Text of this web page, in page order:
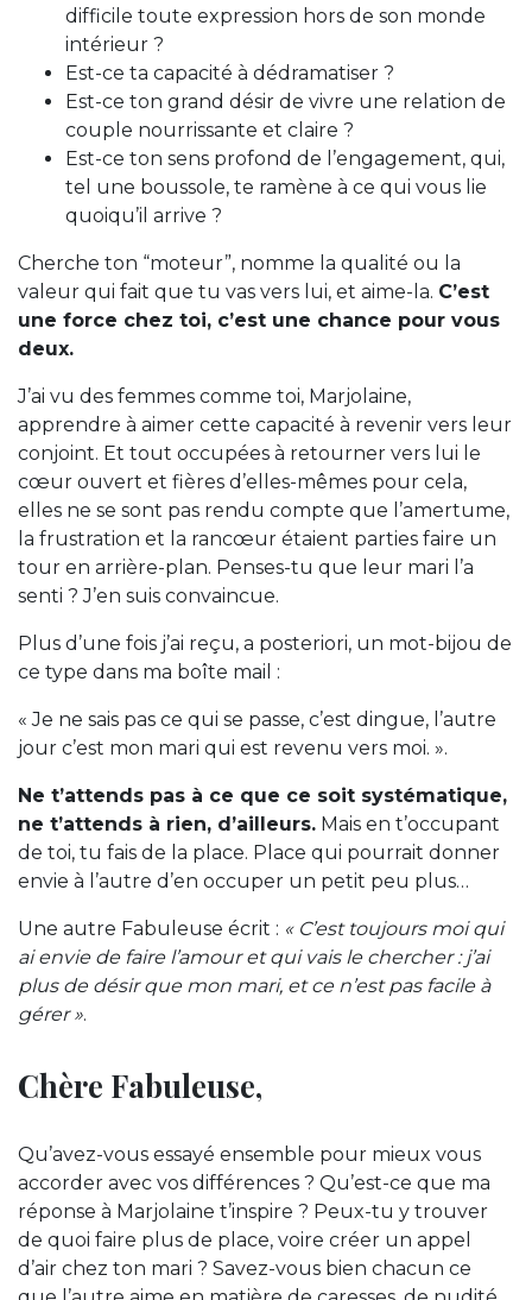
difficile toute expression hors de son monde
intérieur ?
Est-ce ta capacité à dédramatiser ?
Est-ce ton grand désir de vivre une relation de
couple nourrissante et claire ?
Est-ce ton sens profond de l’engagement, qui,
tel une boussole, te ramène à ce qui vous lie
quoiqu’il arrive ?
Cherche ton “moteur”, nomme la qualité ou la
valeur qui fait que tu vas vers lui, et aime-la. C’est
une force chez toi, c’est une chance pour vous
deux.
J’ai vu des femmes comme toi, Marjolaine,
apprendre à aimer cette capacité à revenir vers leur
conjoint. Et tout occupées à retourner vers lui le
cœur ouvert et fières d’elles-mêmes pour cela,
elles ne se sont pas rendu compte que l’amertume,
la frustration et la rancœur étaient parties faire un
tour en arrière-plan. Penses-tu que leur mari l’a
senti ? J’en suis convaincue.
Plus d’une fois j’ai reçu, a posteriori, un mot-bijou de
ce type dans ma boîte mail :
« Je ne sais pas ce qui se passe, c’est dingue, l’autre
jour c’est mon mari qui est revenu vers moi. ».
Ne t’attends pas à ce que ce soit systématique,
ne t’attends à rien, d’ailleurs. Mais en t’occupant
de toi, tu fais de la place. Place qui pourrait donner
envie à l’autre d’en occuper un petit peu plus…
Une autre Fabuleuse écrit : « C’est toujours moi qui
ai envie de faire l’amour et qui vais le chercher : j’ai
plus de désir que mon mari, et ce n’est pas facile à
gérer ».
Chère Fabuleuse,
Qu’avez-vous essayé ensemble pour mieux vous
accorder avec vos différences ? Qu’est-ce que ma
réponse à Marjolaine t’inspire ? Peux-tu y trouver
de quoi faire plus de place, voire créer un appel
d’air chez ton mari ? Savez-vous bien chacun ce